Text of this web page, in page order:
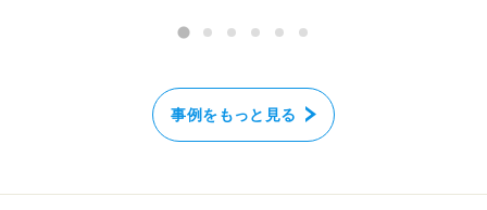
事例をもっと見る